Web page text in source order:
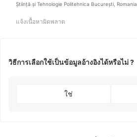
Știință și Tehnologie Politehnica București, Romania
แจ้งเนื้อหาผิดพลาด
วิธีการเลือกใช้เป็นข้อมูลอ้างอิงได้หรือไม่ ?
ใช่